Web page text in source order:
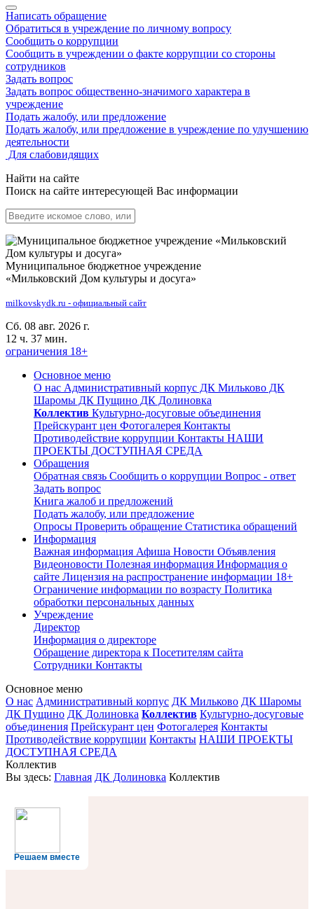
Написать обращение
Обратиться в учреждение по личному вопросу
Сообщить о коррупции
Сообщить в учреждении о факте коррупции со стороны
сотрудников
Задать вопрос
Задать вопрос общественно-значимого характера в
учреждение
Подать жалобу, или предложение
Подать жалобу, или предложение в учреждение по улучшению
деятельности
Для слабовидящих
Найти на сайте
Поиск на сайте интересующей Вас информации
Муниципальное бюджетное учреждение
«Мильковский Дом культуры и досуга»
milkovskydk.ru - официальный сайт
Сб. 08 авг. 2026 г.
12 ч. 37 мин.
ограничения 18+
Основное меню
О нас Административный корпус ДК Мильково ДК
Шаромы ДК Пущино ДК Долиновка
Коллектив Культурно-досуговые объединения
Прейскурант цен Фотогалерея Контакты
Противодействие коррупции Контакты НАШИ
ПРОЕКТЫ ДОСТУПНАЯ СРЕДА
Обращения
Обратная связь Сообщить о коррупции Вопрос - ответ
Задать вопрос
Книга жалоб и предложений
Подать жалобу, или предложение
Опросы Проверить обращение Статистика обращений
Информация
Важная информация Афиша Новости Объявления
Видеоновости Полезная информация Информация о
сайте Лицензия на распространение информации 18+
Ограничение информации по возрасту Политика
обработки персональных данных
Учреждение
Директор
Информация о директоре
Обращение директора к Посетителям сайта
Сотрудники Контакты
Основное меню
О нас Административный корпус ДК Мильково ДК Шаромы
ДК Пущино ДК Долиновка Коллектив Культурно-досуговые
объединения Прейскурант цен Фотогалерея Контакты
Противодействие коррупции Контакты НАШИ ПРОЕКТЫ
ДОСТУПНАЯ СРЕДА
Коллектив
Вы здесь: Главная ДК Долиновка Коллектив
Решаем вместе